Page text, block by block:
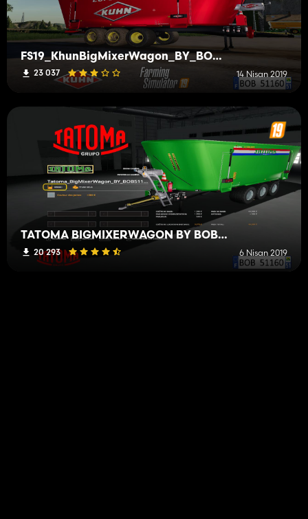
FS19_KhunBigMixerWagon_BY_BOB51160
23 037 14 Nisan 2019
TATOMA BIGMIXERWAGON BY BOB51160
20 293 6 Nisan 2019